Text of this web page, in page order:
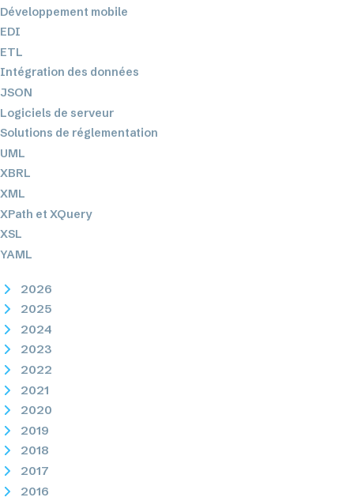
Développement mobile
EDI
ETL
Intégration des données
JSON
Logiciels de serveur
Solutions de réglementation
UML
XBRL
XML
XPath et XQuery
XSL
YAML
2026
2025
2024
2023
2022
2021
2020
2019
2018
2017
2016